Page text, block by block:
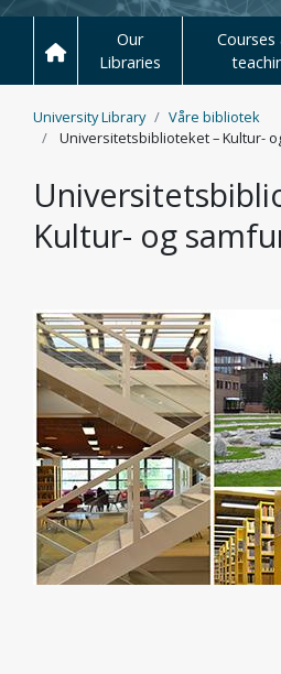
Our
Libraries
Courses
University Library
Våre bibliotek
Universitetsbiblioteket – Kultur-
Kultur- og